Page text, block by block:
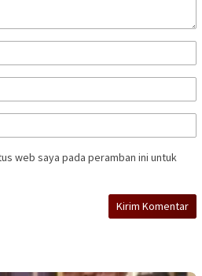
web saya pada peramban ini untuk